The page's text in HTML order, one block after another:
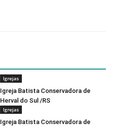
Igrejas
Igreja Batista Conservadora de
Herval do Sul /RS
Igrejas
Igreja Batista Conservadora de